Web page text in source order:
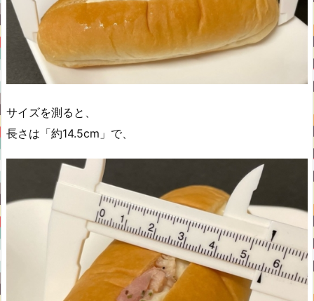
サイズを測ると、
長さは「約14.5cm」で、